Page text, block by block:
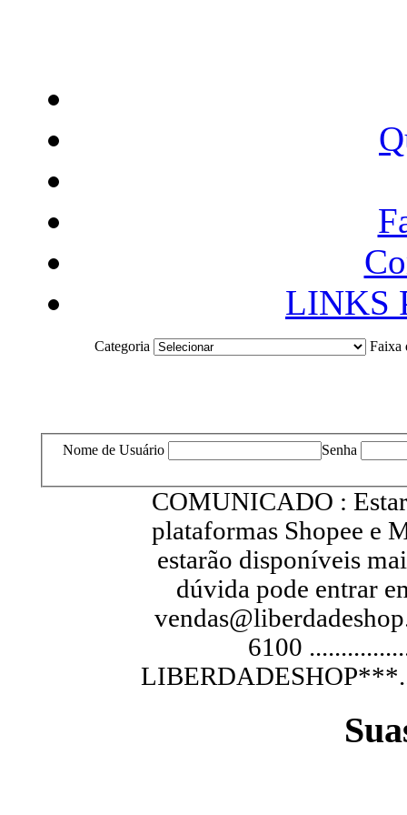
LINKS
Categoria Faixa
Nome de Usuário Senha
COMUNICADO :
plataformas Shopee e
estarão disponíveis
dúvida pode entrar
6100